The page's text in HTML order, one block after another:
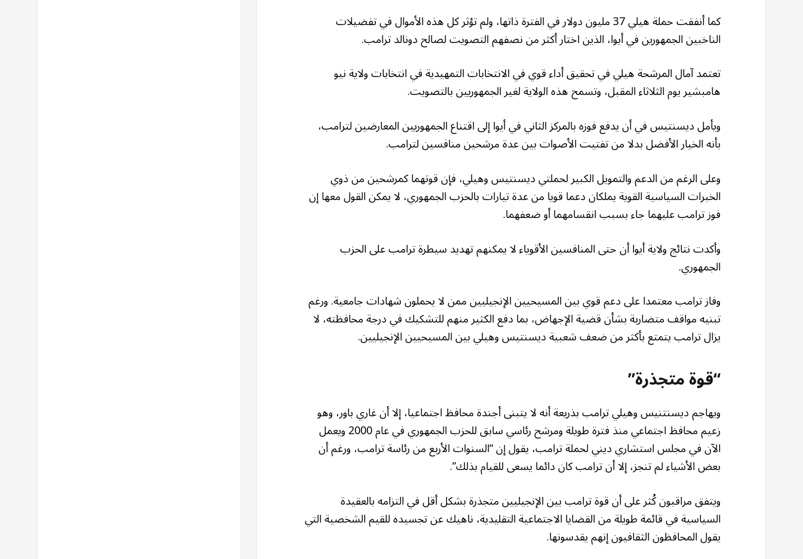
كما أنفقت حملة هيلي 37 مليون دولار في الفترة ذاتها، ولم تؤثر كل هذه الأموال في تفضيلات
الناخبين الجمهورين في أيوا، الذين اختار أكثر من نصفهم التصويت لصالح دونالد ترامب.
تعتمد آمال المرشحة هيلي في تحقيق أداء قوي في الانتخابات التمهيدية في انتخابات ولاية نيو
هامبشير يوم الثلاثاء المقبل، وتسمح هذه الولاية لغير الجمهوريين بالتصويت.
ويأمل ديسنتيس في أن يدفع فوزه بالمركز الثاني في أيوا إلى اقتناع الجمهوريين المعارضين لترامب،
بأنه الخيار الأفضل بدلا من تفتيت الأصوات بين عدة مرشحين منافسين لترامب.
وعلى الرغم من الدعم والتمويل الكبير لحملتي ديسنتيس وهيلي، فإن قوتهما كمرشحين من ذوي
الخبرات السياسية القوية يملكان دعما قويا من عدة تيارات بالحزب الجمهوري، لا يمكن القول معها إن
فوز ترامب عليهما جاء بسبب انقسامهما أو ضعفهما.
وأكدت نتائج ولاية أيوا أن حتى المنافسين الأقوياء لا يمكنهم تهديد سيطرة ترامب على الحزب
الجمهوري.
وفاز ترامب معتمدا على دعم قوي بين المسيحيين الإنجيليين ممن لا يحملون شهادات جامعية. ورغم
تبنيه مواقف متضاربة بشأن قضية الإجهاض، بما دفع الكثير منهم للتشكيك في درجة محافظته، لا
يزال ترامب يتمتع بأكثر من ضعف شعبية ديسنتيس وهيلي بين المسيحيين الإنجيليين.
“قوة متجذرة”
ويهاجم ديسنتنيس وهيلي ترامب بذريعة أنه لا يتبنى أجندة محافظ اجتماعيا، إلا أن غاري باور، وهو
زعيم محافظ اجتماعي منذ فترة طويلة ومرشح رئاسي سابق للحزب الجمهوري في عام 2000 ويعمل
الآن في مجلس استشاري ديني لحملة ترامب، يقول إن “السنوات الأربع من رئاسة ترامب، ورغم أن
بعض الأشياء لم تنجز، إلا أن ترامب كان دائما يسعى للقيام بذلك”.
ويتفق مراقبون كُثر على أن قوة ترامب بين الإنجيليين متجذرة بشكل أقل في التزامه بالعقيدة
السياسية في قائمة طويلة من القضايا الاجتماعية التقليدية، ناهيك عن تجسيده للقيم الشخصية التي
يقول المحافظون الثقافيون إنهم يقدسونها.